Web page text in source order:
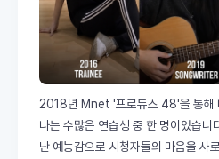
2018년 Mnet '프로듀스 48'을 통해
나는 수많은 연습생 중 한 명이었습니
난 예능감으로 시청자들의 마음을 사